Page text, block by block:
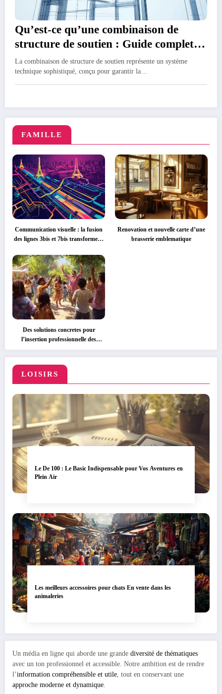
FAMILLE
Communication visuelle : la fusion
des lignes 3bis et 7bis transforme la
Renovation et nouvelle carte d’une
brasserie emblematique
Des solutions concretes pour
l’insertion professionnelle des
personnes handicapees
LOISIRS
Le De 100 : Le Basic Indispensable pour Vos Aventures en
Plein Air
Les meilleurs accessoires pour chats En vente dans les
animaleries
Un média en ligne qui aborde une grande diversité de thématiques
avec un ton professionnel et accessible. Notre ambition est de rendre
l’information compréhensible et utile, tout en conservant une
approche moderne et dynamique.
Qu’est-ce qu’une combinaison de
structure de soutien : Guide complet
des normes de securite
La combinaison de structure de soutien représente un système
technique sophistiqué, conçu pour garantir la…